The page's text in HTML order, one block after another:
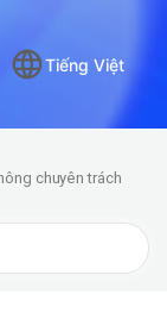
Tiếng Việt
chuyên trách